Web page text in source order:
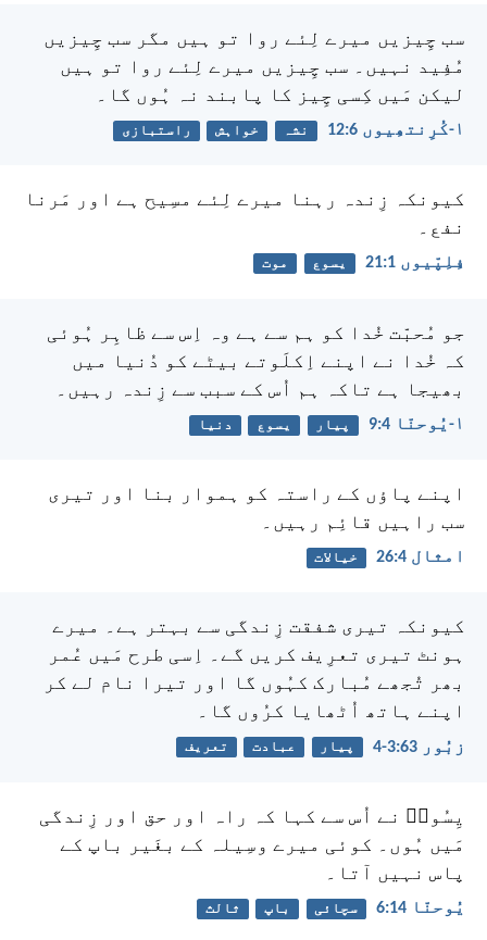
سب چِیزیں میرے لِئے روا تو ہیں مگر سب چِیزیں
مُفِید نہیں۔ سب چِیزیں میرے لِئے روا تو ہیں
لیکن مَیں کِسی چِیز کا پابند نہ ہُوں گا۔
۱-کُرِنتھِیوں 6:‏12 نشہ خواہش راستبازی
کیونکہ زِندہ رہنا میرے لِئے مسِیح ہے اور مَرنا
نفع۔
فِلِپّیوں 1:‏21 یسوع موت
جو مُحبّت خُدا کو ہم سے ہے وہ اِس سے ظاہِر ہُوئی
کہ خُدا نے اپنے اِکلَوتے بیٹے کو دُنیا میں
بھیجا ہے تاکہ ہم اُس کے سبب سے زِندہ رہیں۔
۱-یُوحنّا 4:‏9 پیار یسوع دنیا
اپنے پاؤں کے راستہ کو ہموار بنا اور تیری
سب راہیں قائِم رہیں۔
امثال 4:‏26 خیالات
کیونکہ تیری شفقت زِندگی سے بہتر ہے۔ میرے
ہونٹ تیری تعرِیف کریں گے۔ اِسی طرح مَیں عُمر
بھر تُجھے مُبارک کہُوں گا
اور تیرا نام لے کر
اپنے ہاتھ اُٹھایا کرُوں گا۔
زبُور 63:‏3-‏4 پیار عبادت تعریف
یِسُوعؔ نے اُس سے کہا کہ راہ اور حق اور زِندگی
مَیں ہُوں۔ کوئی میرے وسِیلہ کے بغَیر باپ کے
پاس نہیں آتا۔
یُوحنّا 14:‏6 سچائی باپ ثالث